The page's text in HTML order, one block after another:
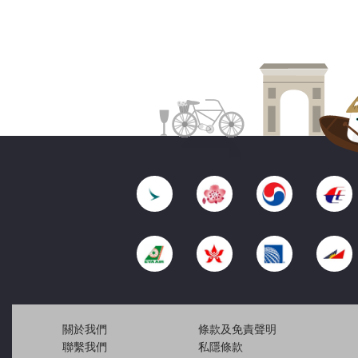
關於我們
聯繫我們
條款及免責聲明
私隱條款